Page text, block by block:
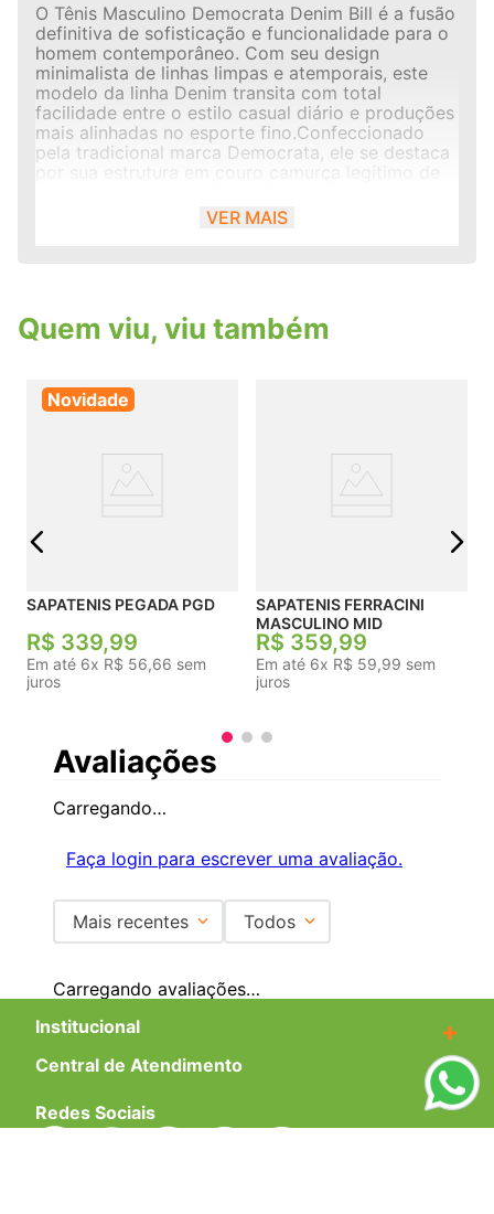
O Tênis Masculino Democrata Denim Bill é a fusão
definitiva de sofisticação e funcionalidade para o
homem contemporâneo. Com seu design
minimalista de linhas limpas e atemporais, este
modelo da linha Denim transita com total
facilidade entre o estilo casual diário e produções
mais alinhadas no esporte fino.Confeccionado
pela tradicional marca Democrata, ele se destaca
estratégicos perfurados a laser nas laterais
agregam textura e identidade visual única ao
VER MAIS
Quem viu, viu também
Novidade
SAPATENIS PEGADA PGD
R$ 339,99
Em até 6x R$ 56,66 sem
juros
SAPATENIS FERRACINI
MASCULINO MID
R$ 359,99
Em até 6x R$ 59,99 sem
juros
Avaliações
Carregando…
Faça login para escrever uma avaliação.
Mais recentes Todos
Carregando avaliações…
Institucional
+
Central de Atendimento +
Redes Sociais